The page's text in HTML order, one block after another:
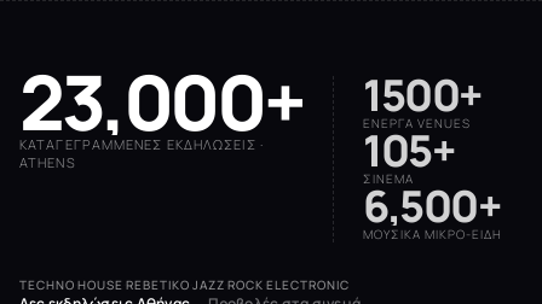
23,000+
ΚΑΤΑΓΕΓΡΑΜΜΈΝΕΣ ΕΚΔΗΛΏΣΕΙΣ ·
ATHENS
1500+
ΕΝΕΡΓΆ VENUES
105+
ΣΙΝΕΜΆ
6,500+
ΜΟΥΣΙΚΆ ΜΙΚΡΟ-ΕΊΔΗ
TECHNO HOUSE REBETIKO JAZZ ROCK ELECTRONIC